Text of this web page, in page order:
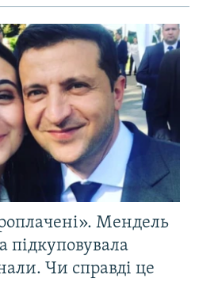
Мендель
підкуповувала
Чи справді це